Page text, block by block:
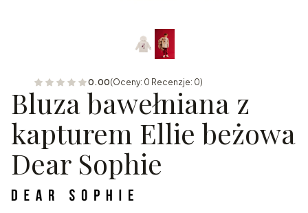
0.00(Oceny: 0 Recenzje: 0)
Bluza bawełniana z
kapturem Ellie beżowa
Dear Sophie